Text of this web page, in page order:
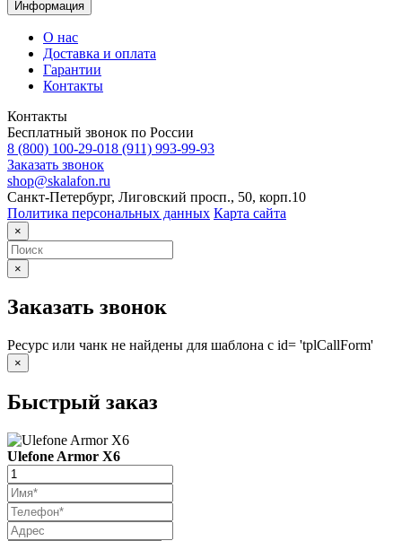
Информация
О нас
Доставка и оплата
Гарантии
Контакты
Контакты
Бесплатный звонок по России
8 (800) 100-29-018 (911) 993-99-93
Заказать звонок
shop@skalafon.ru
Санкт-Петербург, Лиговский просп., 50, корп.10
Политика персональных данных Карта сайта
×
×
Заказать звонок
Ресурс или чанк не найдены для шаблона с id= 'tplCallForm'
×
Быстрый заказ
Ulefone Armor X6